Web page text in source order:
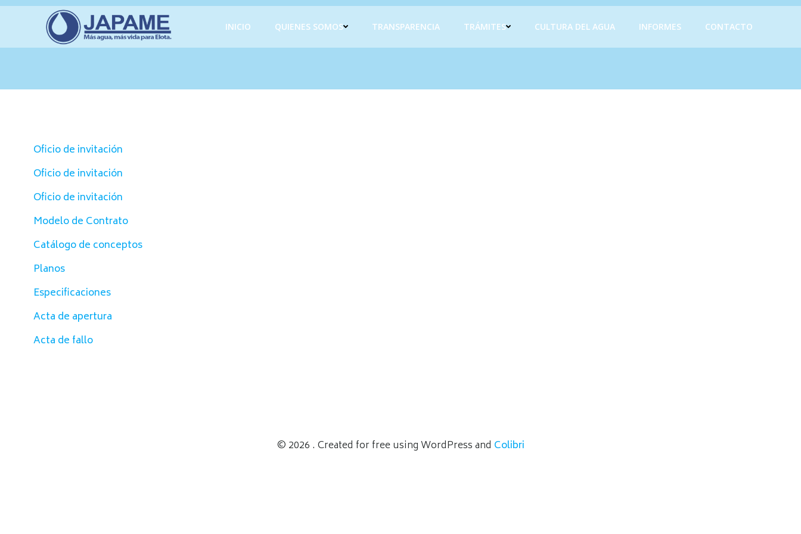
Saltar
contenido
INICIO QUIENES SOMOS TRANSPARENCIA TRÁMITES CULTURA DEL AGUA INFORMES CONTACTO
Oficio de invitación
Oficio de invitación
Oficio de invitación
Modelo de Contrato
Catálogo de conceptos
Planos
Especificaciones
Acta de apertura
Acta de fallo
© 2026 . Created for free using WordPress and Colibri